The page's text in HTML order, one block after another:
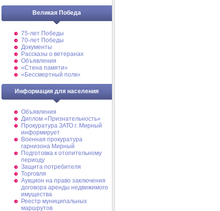
Великая Победа
75-лет Победы
70-лет Победы
Документы
Рассказы о ветеранах
Объявления
«Стена памяти»
«Бессмертный полк»
Информация для населения
Объявления
Диплом «Признательность»
Прокуратура ЗАТО г. Мирный
информирует
Военная прокуратура
гарнизона Мирный
Подготовка к отопительному
периоду
Защита потребителя
Торговля
Аукцион на право заключения
договора аренды недвижимого
имущества
Реестр муниципальных
маршрутов